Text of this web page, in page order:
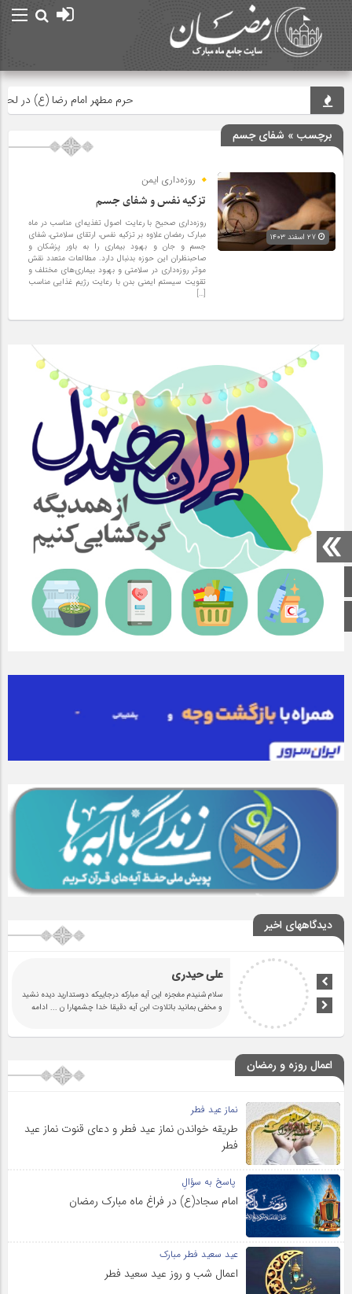
صفحه اصلی
اینستاگرام
حرم مطهر امام رضا (ع) در لحظه
برچسب » شفای جسم
روزه‌داری ایمن
تزکیه نفس و شفای جسم
روزه‌داری صحیح با رعایت اصول تغذیه‌ای مناسب در ماه
مبارک رمضان علاوه بر تزکیه نفس، ارتقای سلامتی، شفای
جسم و جان و بهبود بیماری را به باور پزشکان و
صاحبنظران این حوزه بدنبال دارد. مطالعات متعدد نقش
موثر روزه‌داری در سلامتی و بهبود بیماری‌های مختلف و
تقویت سیستم ایمنی بدن با رعایت رژیم غذایی مناسب
[…]
دیدگاههای اخیر
علی حیدری
سلام شنیدم مغجزه این آیه مبارکه درجاییکه دوستدارید دیده نشید
و مخفی بمانید باتلاوت ابن آیه دقیقا خدا چشمهارا ن ... ادامه
اعمال روزه و رمضان
نماز عید فطر
طریقه خواندن نماز عید فطر و دعای قنوت نماز عید
فطر
پاسخ به سؤالِ
امام سجاد(ع) در فراغ ماه مبارک رمضان
عید سعید فطر مبارک
اعمال شب و روز عید سعید فطر